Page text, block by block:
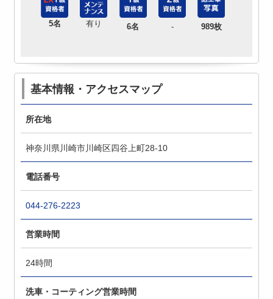
5名 有り 6名 - 989枚
基本情報・アクセスマップ
所在地
神奈川県川崎市川崎区四谷上町28-10
電話番号
044-276-2223
営業時間
24時間
洗車・コーティング営業時間